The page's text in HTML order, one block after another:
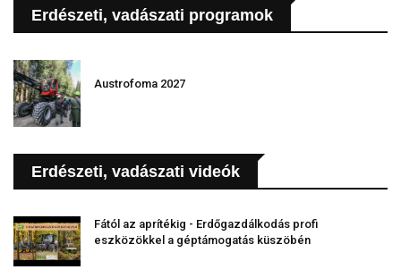
Erdészeti, vadászati programok
Austrofoma 2027
Erdészeti, vadászati videók
Fától az aprítékig - Erdőgazdálkodás profi
eszközökkel a géptámogatás küszöbén